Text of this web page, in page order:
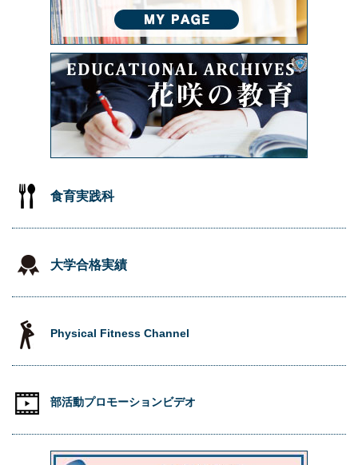
食育実践科
大学合格実績
Physical Fitness Channel
部活動プロモーションビデオ